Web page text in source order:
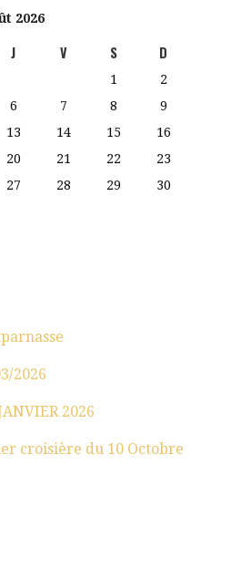
2026
J V S D
1
2
6 7 8
9
13 14 15
16
20 21 22
23
27 28 29
30
2026
2026
croisière du 10 Octobre